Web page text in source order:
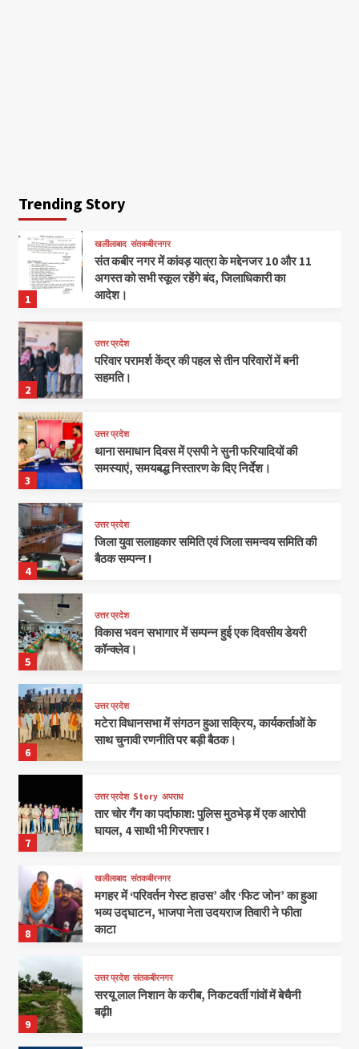
Trending Story
1
खलीलाबाद संतकबीरनगर
संत कबीर नगर में कांवड़ यात्रा के मद्देनजर 10 और 11
अगस्त को सभी स्कूल रहेंगे बंद, जिलाधिकारी का
आदेश।
2
उत्तर प्रदेश
परिवार परामर्श केंद्र की पहल से तीन परिवारों में बनी
सहमति।
3
उत्तर प्रदेश
थाना समाधान दिवस में एसपी ने सुनी फरियादियों की
समस्याएं, समयबद्ध निस्तारण के दिए निर्देश।
4
उत्तर प्रदेश
जिला युवा सलाहकार समिति एवं जिला समन्वय समिति की
बैठक सम्पन्न !
5
उत्तर प्रदेश
विकास भवन सभागार में सम्पन्न हुई एक दिवसीय डेयरी
कॉन्क्लेव।
6
उत्तर प्रदेश
मटेरा विधानसभा में संगठन हुआ सक्रिय, कार्यकर्ताओं के
साथ चुनावी रणनीति पर बड़ी बैठक।
7
उत्तर प्रदेश Story अपराध
तार चोर गैंग का पर्दाफाश: पुलिस मुठभेड़ में एक आरोपी
घायल, 4 साथी भी गिरफ्तार !
8
खलीलाबाद संतकबीरनगर
मगहर में ‘परिवर्तन गेस्ट हाउस’ और ‘फिट जोन’ का हुआ
भव्य उद्घाटन, भाजपा नेता उदयराज तिवारी ने फीता
काटा
9
उत्तर प्रदेश संतकबीरनगर
सरयू लाल निशान के करीब, निकटवर्ती गांवों में बेचैनी
बढ़ी!